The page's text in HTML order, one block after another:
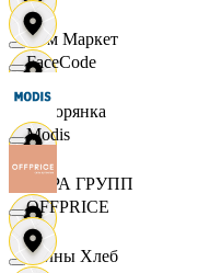
Хом Маркет
Хуторянка
ЦЕРА ГРУПП
Челны Хлеб
FaceCode
Modis
OFFPRICE